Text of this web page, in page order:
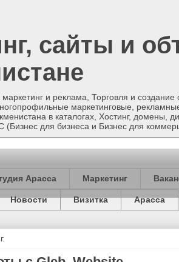
сайты и
маркетинг и реклама, Торговля и
маркетинговые,
в каталогах, Хостинг,
(Бизнес для бизнеса и Бизнес для
Арасса Маркетинг
Новости Визитка Арасса